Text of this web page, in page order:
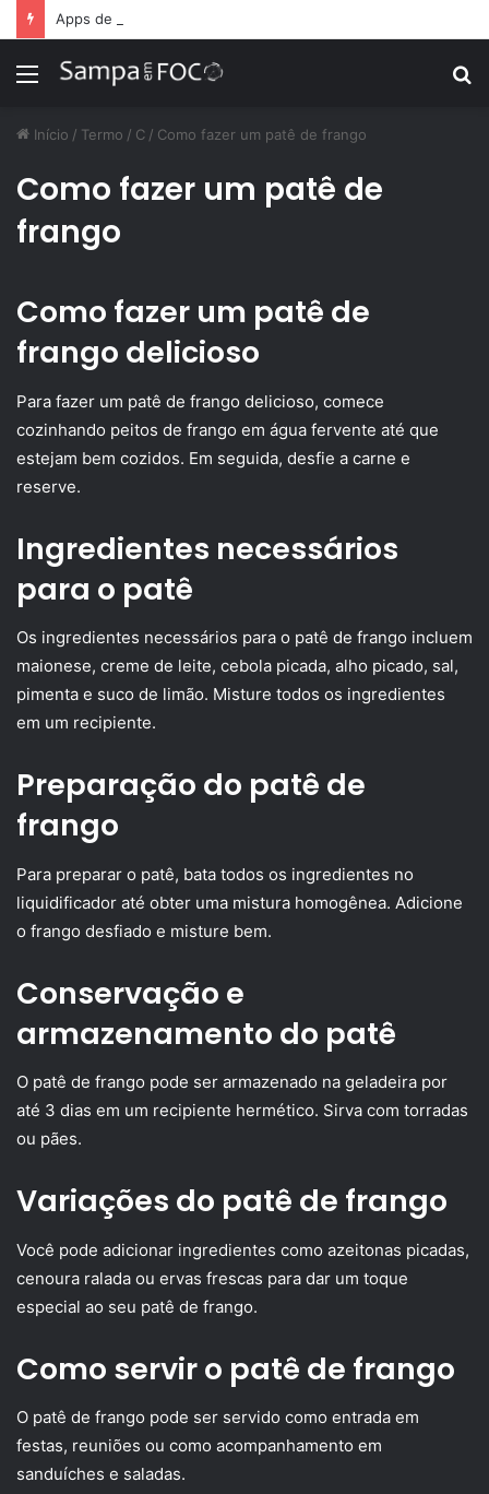
Menu
Início / Termo / C / Como fazer um patê de frango
Como fazer um patê de
frango
Como fazer um patê de
frango delicioso
Para fazer um patê de frango delicioso, comece
cozinhando peitos de frango em água fervente até que
estejam bem cozidos. Em seguida, desfie a carne e
reserve.
Ingredientes necessários
para o patê
Os ingredientes necessários para o patê de frango incluem
maionese, creme de leite, cebola picada, alho picado, sal,
pimenta e suco de limão. Misture todos os ingredientes
em um recipiente.
Preparação do patê de
frango
Para preparar o patê, bata todos os ingredientes no
liquidificador até obter uma mistura homogênea. Adicione
o frango desfiado e misture bem.
Conservação e
armazenamento do patê
O patê de frango pode ser armazenado na geladeira por
até 3 dias em um recipiente hermético. Sirva com torradas
ou pães.
Variações do patê de frango
Você pode adicionar ingredientes como azeitonas picadas,
cenoura ralada ou ervas frescas para dar um toque
especial ao seu patê de frango.
Como servir o patê de frango
O patê de frango pode ser servido como entrada em
festas, reuniões ou como acompanhamento em
sanduíches e saladas.